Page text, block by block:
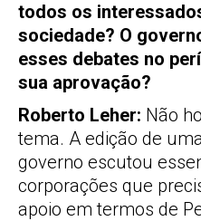
todos os
sociedade? O
esses debates no
sua aprovação?
Roberto Leher: Não
tema. A edição de
governo escutou
corporações que
apoio em termos de